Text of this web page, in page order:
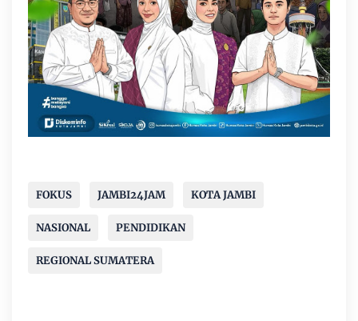
FOKUS JAMBI24JAM KOTA JAMBI
NASIONAL PENDIDIKAN
REGIONAL SUMATERA